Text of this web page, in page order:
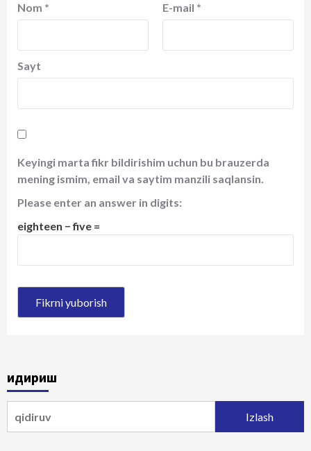
Nom * E-mail *
Sayt
Keyingi marta fikr bildirishim uchun bu brauzerda
mening ismim, email va saytim manzili saqlansin.
Please enter an answer in digits:
eighteen − five =
Қидириш